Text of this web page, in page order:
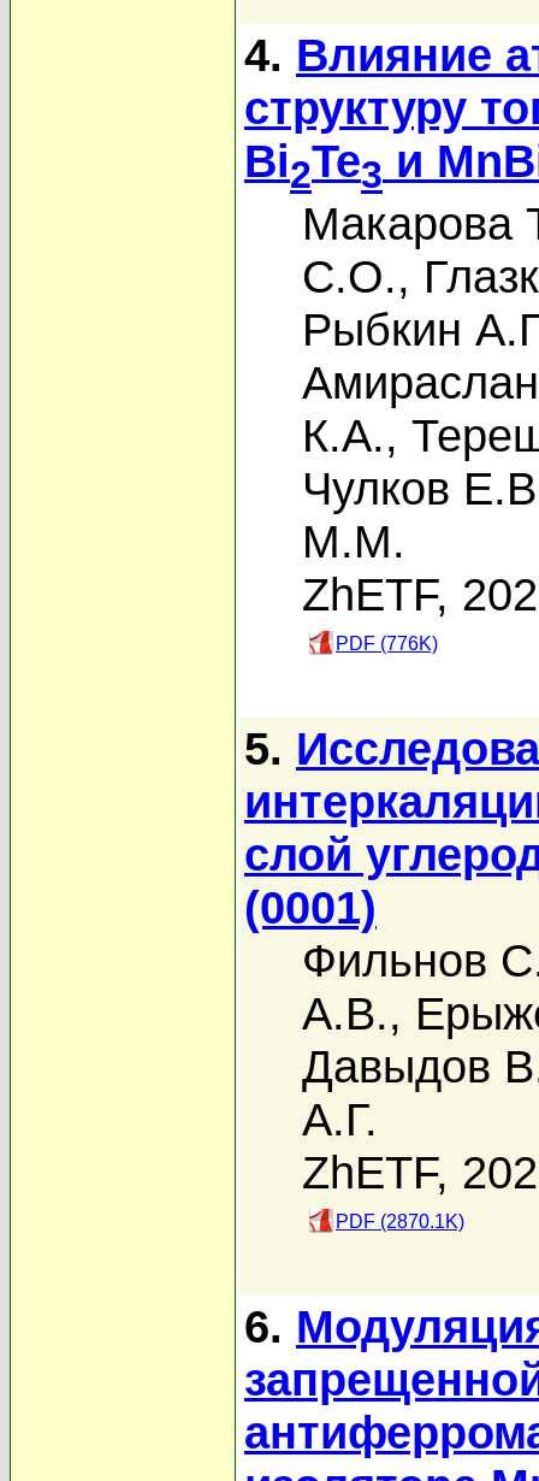
4. Влияние
структуру
Bi2Te3 и
Макарова
С.О.,
Рыбкин
К.А.,
Чулков
М.М.
ZhETF,
PDF (776K)
5.
слой
(0001)
Фильнов
А.В.,
Давыдов
А.Г.
ZhETF,
PDF (2870.1K)
6.